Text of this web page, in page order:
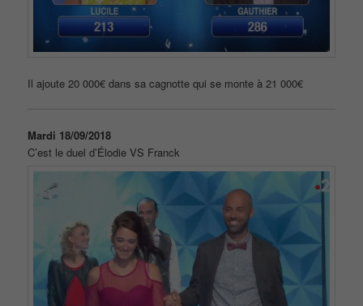
Il ajoute 20 000€ dans sa cagnotte qui se monte à 21 000€
Mardi 18/09/2018
C’est le duel d’Élodie VS Franck